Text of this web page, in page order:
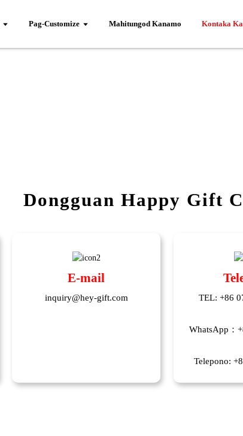
Pag-Customize Mahitungod Kanamo Kontaka
Dongguan Happy Gift
E-mail
inquiry@hey-gift.com TEL: +86
WhatsApp：
Telepono: